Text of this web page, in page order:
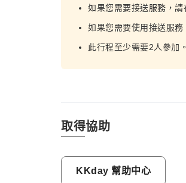
如果您需要接送服務，
如果您需要使用接送服
此行程至少需要2人參加。
取得協助
KKday 幫助中心